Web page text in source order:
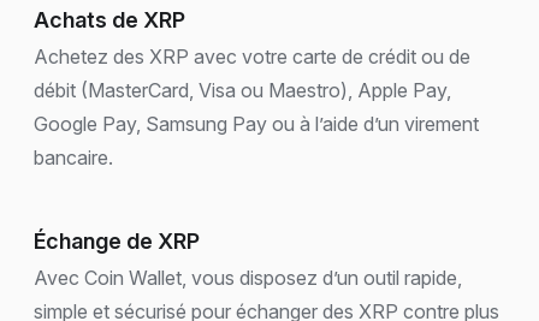
Achats de XRP
Achetez des XRP avec votre carte de crédit ou de
débit (MasterCard, Visa ou Maestro), Apple Pay,
Google Pay, Samsung Pay ou à l’aide d’un virement
bancaire.
Échange de XRP
Avec Coin Wallet, vous disposez d’un outil rapide,
simple et sécurisé pour échanger des XRP contre plus